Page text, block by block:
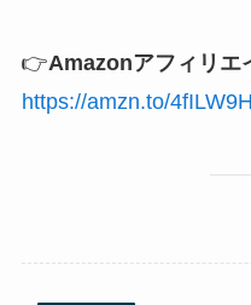
👉Amazonアフィリエ
https://amzn.to/4fILW9H